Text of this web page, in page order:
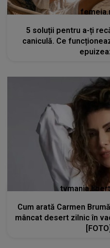
5 soluții pentru a-ți
caniculă. Ce
Cum arată Carmen
mâncat desert zilnic în
[FOTO]